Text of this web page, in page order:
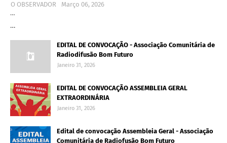
O OBSERVADOR
Março 06, 2026
…
…
EDITAL DE CONVOCAÇÃO - Associação Comunitária de
Radiodifusão Bom Futuro
Janeiro 31, 2026
EDITAL DE CONVOCAÇÃO ASSEMBLEIA GERAL
EXTRAORDINÁRIA
Janeiro 31, 2026
Edital de convocação Assembleia Geral - Associação
Comunitária de Radiofusão Bom Futuro